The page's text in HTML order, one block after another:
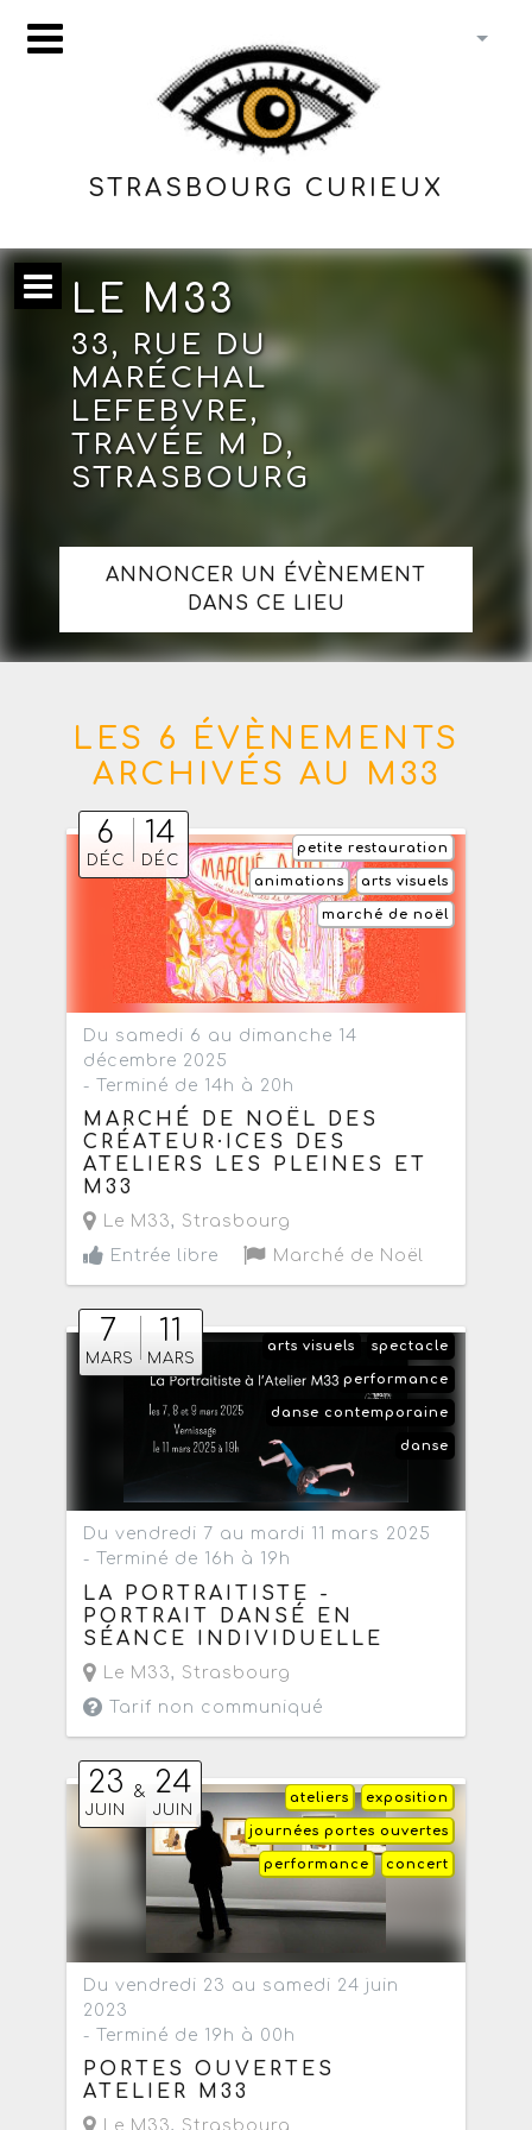
STRASBOURG CURIEUX
LE M33
33, RUE DU
MARÉCHAL
LEFEBVRE,
TRAVÉE M D,
STRASBOURG
ANNONCER UN ÉVÈNEMENT
DANS CE LIEU
LES 6 ÉVÈNEMENTS
ARCHIVÉS AU M33
6
DÉC
14
DÉC
petite restauration
arts visuels
animations
marché de noël
Du samedi 6 au dimanche 14
décembre 2025
- Terminé de 14h à 20h
MARCHÉ DE NOËL DES
CRÉATEUR·ICES DES
ATELIERS LES PLEINES ET
M33
Le M33, Strasbourg
Entrée libre
Marché de Noël
7
MARS
11
MARS
spectacle
arts visuels
performance
danse contemporaine
danse
Du vendredi 7 au mardi 11 mars 2025
- Terminé de 16h à 19h
LA PORTRAITISTE -
PORTRAIT DANSÉ EN
SÉANCE INDIVIDUELLE
Le M33, Strasbourg
Tarif non communiqué
23
JUIN
& 24
JUIN
exposition
ateliers
journées portes ouvertes
concert
performance
Du vendredi 23 au samedi 24 juin
2023
- Terminé de 19h à 00h
PORTES OUVERTES
ATELIER M33
Le M33, Strasbourg